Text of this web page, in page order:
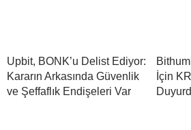
Upbit, BONK’u Delist Ediyor:
Kararın Arkasında Güvenlik
ve Şeffaflık Endişeleri Var
İçin